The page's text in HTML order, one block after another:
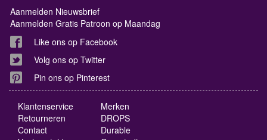
Aanmelden Nieuwsbrief
Aanmelden Gratis Patroon op Maandag
Like ons op Facebook
Volg ons op Twitter
Pin ons op Pinterest
Klantenservice
Retourneren
Contact
Merken
DROPS
Durable